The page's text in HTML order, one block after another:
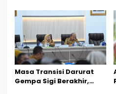
s
Ilmu dan Pendidikan
Masa Transisi Darurat
Gempa Sigi Berakhir,